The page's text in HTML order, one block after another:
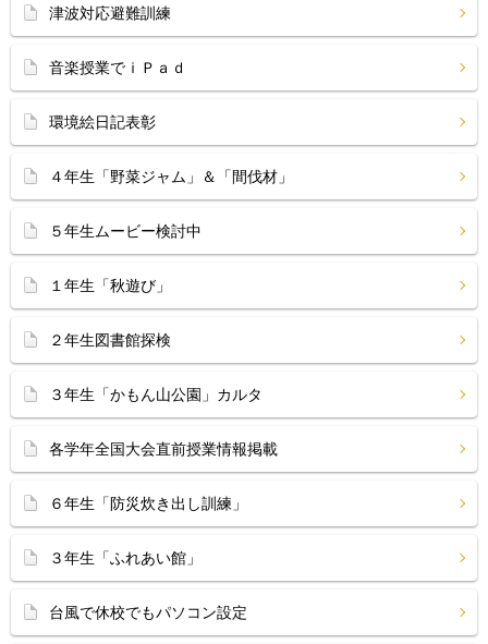
津波対応避難訓練
音楽授業でｉＰａｄ
環境絵日記表彰
４年生「野菜ジャム」＆「間伐材」
５年生ムービー検討中
１年生「秋遊び」
２年生図書館探検
３年生「かもん山公園」カルタ
各学年全国大会直前授業情報掲載
６年生「防災炊き出し訓練」
３年生「ふれあい館」
台風で休校でもパソコン設定